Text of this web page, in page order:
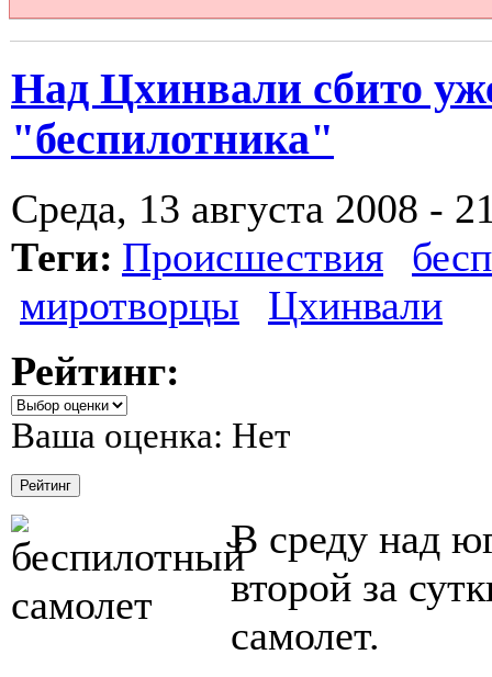
Над Цхинвали сбито
"беспилотника"
Среда, 13 августа 2008 -
Теги: Происшествия
миротворцы
Цхинвали
Рейтинг:
Ваша оценка: Нет
В среду над
второй за
самолет.